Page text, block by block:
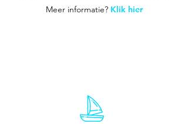
Meer informatie? Klik hier